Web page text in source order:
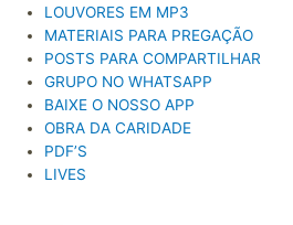
LOUVORES EM MP3
MATERIAIS PARA PREGAÇÃO
POSTS PARA COMPARTILHAR
GRUPO NO WHATSAPP
BAIXE O NOSSO APP
OBRA DA CARIDADE
PDF’S
LIVES